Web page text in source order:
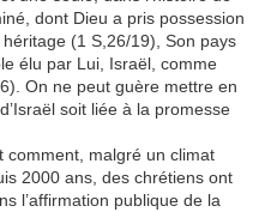
dont Dieu a pris possession
(1 S,26/19), Son pays
élu par Lui, Israël, comme
On ne peut guère mettre en
soit liée à la promesse
comment, malgré un climat
2000 ans, des chrétiens ont
l’affirmation publique de la